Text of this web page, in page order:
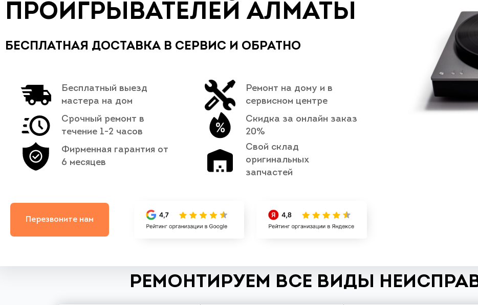
ПРОИГРЫВАТЕЛЕЙ АЛМАТЫ
БЕСПЛАТНАЯ ДОСТАВКА В СЕРВИС И ОБРАТНО
Бесплатный выезд
мастера на дом
Срочный ремонт в
течение 1-2 часов
Фирменная гарантия от
6 месяцев
Ремонт на дому и в
сервисном центре
Скидка за онлайн заказ
20%
Свой склад
оригинальных
запчастей
Перезвоните нам
РЕМОНТИРУЕМ ВСЕ ВИДЫ